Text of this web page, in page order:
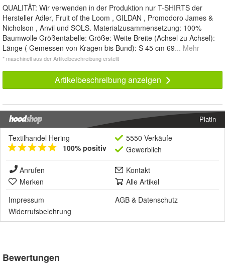
QUALITÄT: Wir verwenden in der Produktion nur T-SHIRTS der
Hersteller Adler, Fruit of the Loom , GILDAN , Promodoro James &
Nicholson , Anvil und SOLS. Materialzusammensetzung: 100%
Baumwolle Größentabelle: Größe: Weite Breite (Achsel zu Achsel):
Länge ( Gemessen von Kragen bis Bund): S 45 cm 69... Mehr
* maschinell aus der Artikelbeschreibung erstellt
Artikelbeschreibung anzeigen
Platin
Textilhandel Hering
100% positiv
5550 Verkäufe
Gewerblich
Anrufen
Kontakt
Merken
Alle Artikel
Impressum
AGB & Datenschutz
Widerrufsbelehrung
Bewertungen